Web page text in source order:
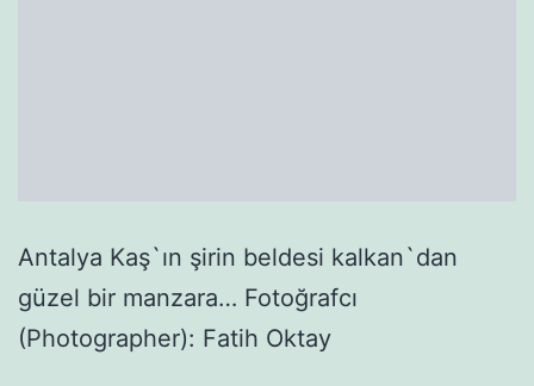
Antalya Kaş`ın şirin beldesi kalkan`dan
güzel bir manzara… Fotoğrafcı
(Photographer): Fatih Oktay